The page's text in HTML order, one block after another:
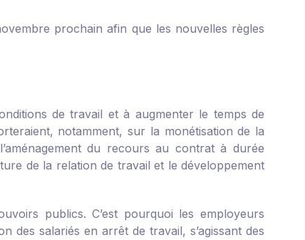
prochain afin que les nouvelles règles
de travail et à augmenter le temps de
notamment, sur la monétisation de la
du recours au contrat à durée
de la relation de travail et le développement
publics. C’est pourquoi les employeurs
des salariés en arrêt de travail, s’agissant des